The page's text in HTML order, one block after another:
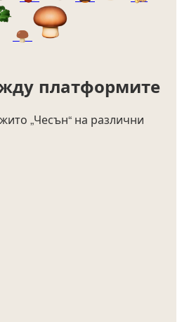
🍄‍🟫
платформите
„Чесън“ на различни